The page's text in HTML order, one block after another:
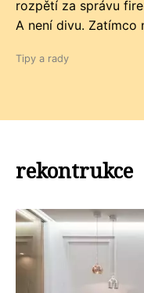
rozpětí za správu
A není divu. Zatímco
Tipy a rady
rekontrukce